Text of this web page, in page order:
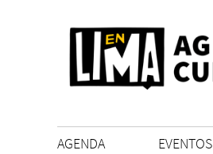
AGENDA EVENTOS